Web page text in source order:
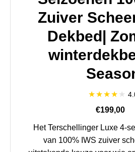
Zuiver
Dekbed|
€199,00
Het Terschellinger Luxe 4-
van 100% IWS zuiver